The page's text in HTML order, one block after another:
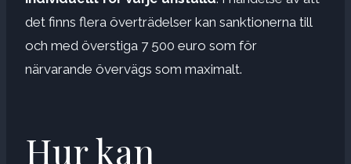
det finns flera överträdelser kan sanktionerna till
och med överstiga 7 500 euro som för
närvarande övervägs som maximalt.
Hur kan